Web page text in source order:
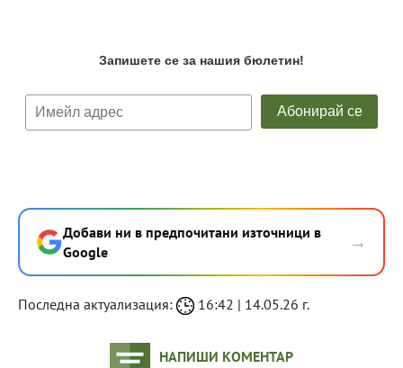
Добави ни в предпочитани източници в
Google
→
Последна актуализация: 16:42 | 14.05.26 г.
НАПИШИ КОМЕНТАР